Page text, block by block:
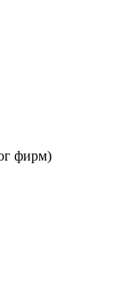
фирм)